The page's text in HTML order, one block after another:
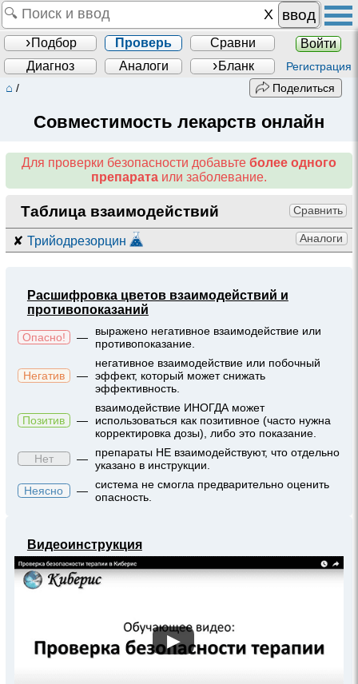
ввод
Подбор Проверь Сравни
Войти
Диагноз
Аналоги Бланк Регистрация
⌂ / Поделиться
Совместимость лекарств онлайн
Для проверки безопасности добавьте более одного
препаратаили заболевание.
Таблица взаимодействий Сравнить
✘ Трийодрезорцин Аналоги
Расшифровка цветов взаимодействий и
противопоказаний
Опасно! —
выражено негативное взаимодействие или
противопоказание.
Негатив —
негативное взаимодействие или побочный
эффект, который может снижать
эффективность.
Позитив —
взаимодействие ИНОГДА может
использоваться как позитивное (часто нужна
корректировка дозы), либо это показание.
Нет
—
препараты НЕ взаимодействуют, что отдельно
указано в инструкции.
Неясно
— система не смогла предварительно оценить
опасность.
Видеоинструкция
▶